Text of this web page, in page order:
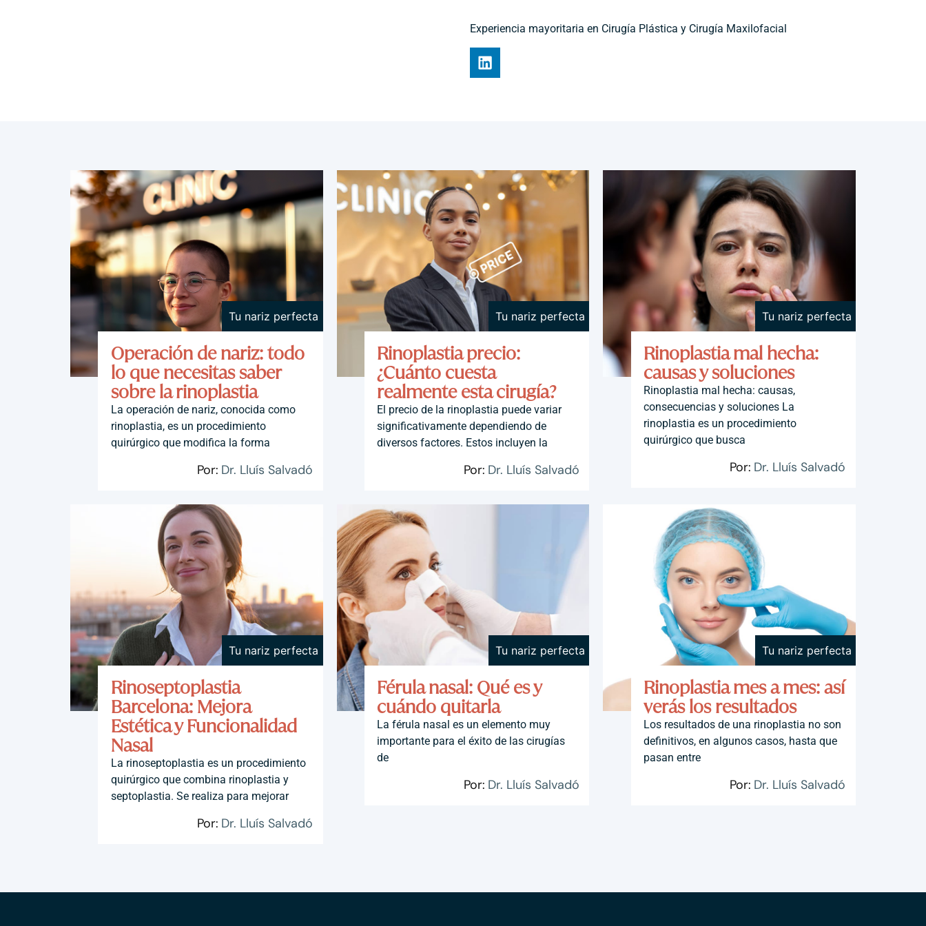
Experiencia mayoritaria en Cirugía Plástica y Cirugía Maxilofacial
Tu nariz perfecta
Operación de nariz: todo
lo que necesitas saber
sobre la rinoplastia
La operación de nariz, conocida como
rinoplastia, es un procedimiento
quirúrgico que modifica la forma
Por: Dr. Lluís Salvadó
Tu nariz perfecta
Rinoplastia precio:
¿Cuánto cuesta
realmente esta cirugía?
El precio de la rinoplastia puede variar
significativamente dependiendo de
diversos factores. Estos incluyen la
Por: Dr. Lluís Salvadó
Tu nariz perfecta
Rinoplastia mal hecha:
causas y soluciones
Rinoplastia mal hecha: causas,
consecuencias y soluciones La
rinoplastia es un procedimiento
quirúrgico que busca
Por: Dr. Lluís Salvadó
Tu nariz perfecta
Rinoseptoplastia
Barcelona: Mejora
Estética y Funcionalidad
Nasal
La rinoseptoplastia es un procedimiento
quirúrgico que combina rinoplastia y
septoplastia. Se realiza para mejorar
Por: Dr. Lluís Salvadó
Tu nariz perfecta
Férula nasal: Qué es y
cuándo quitarla
La férula nasal es un elemento muy
importante para el éxito de las cirugías
de
Por: Dr. Lluís Salvadó
Tu nariz perfecta
Rinoplastia mes a mes: así
verás los resultados
Los resultados de una rinoplastia no son
definitivos, en algunos casos, hasta que
pasan entre
Por: Dr. Lluís Salvadó